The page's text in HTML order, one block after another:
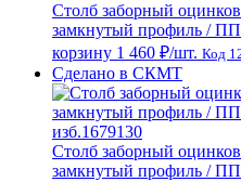
Столб заборный
замкнутый профиль /
корзину 1 460 ₽/шт. Код
Сделано в СКМТ
Столб заборный
замкнутый профиль /